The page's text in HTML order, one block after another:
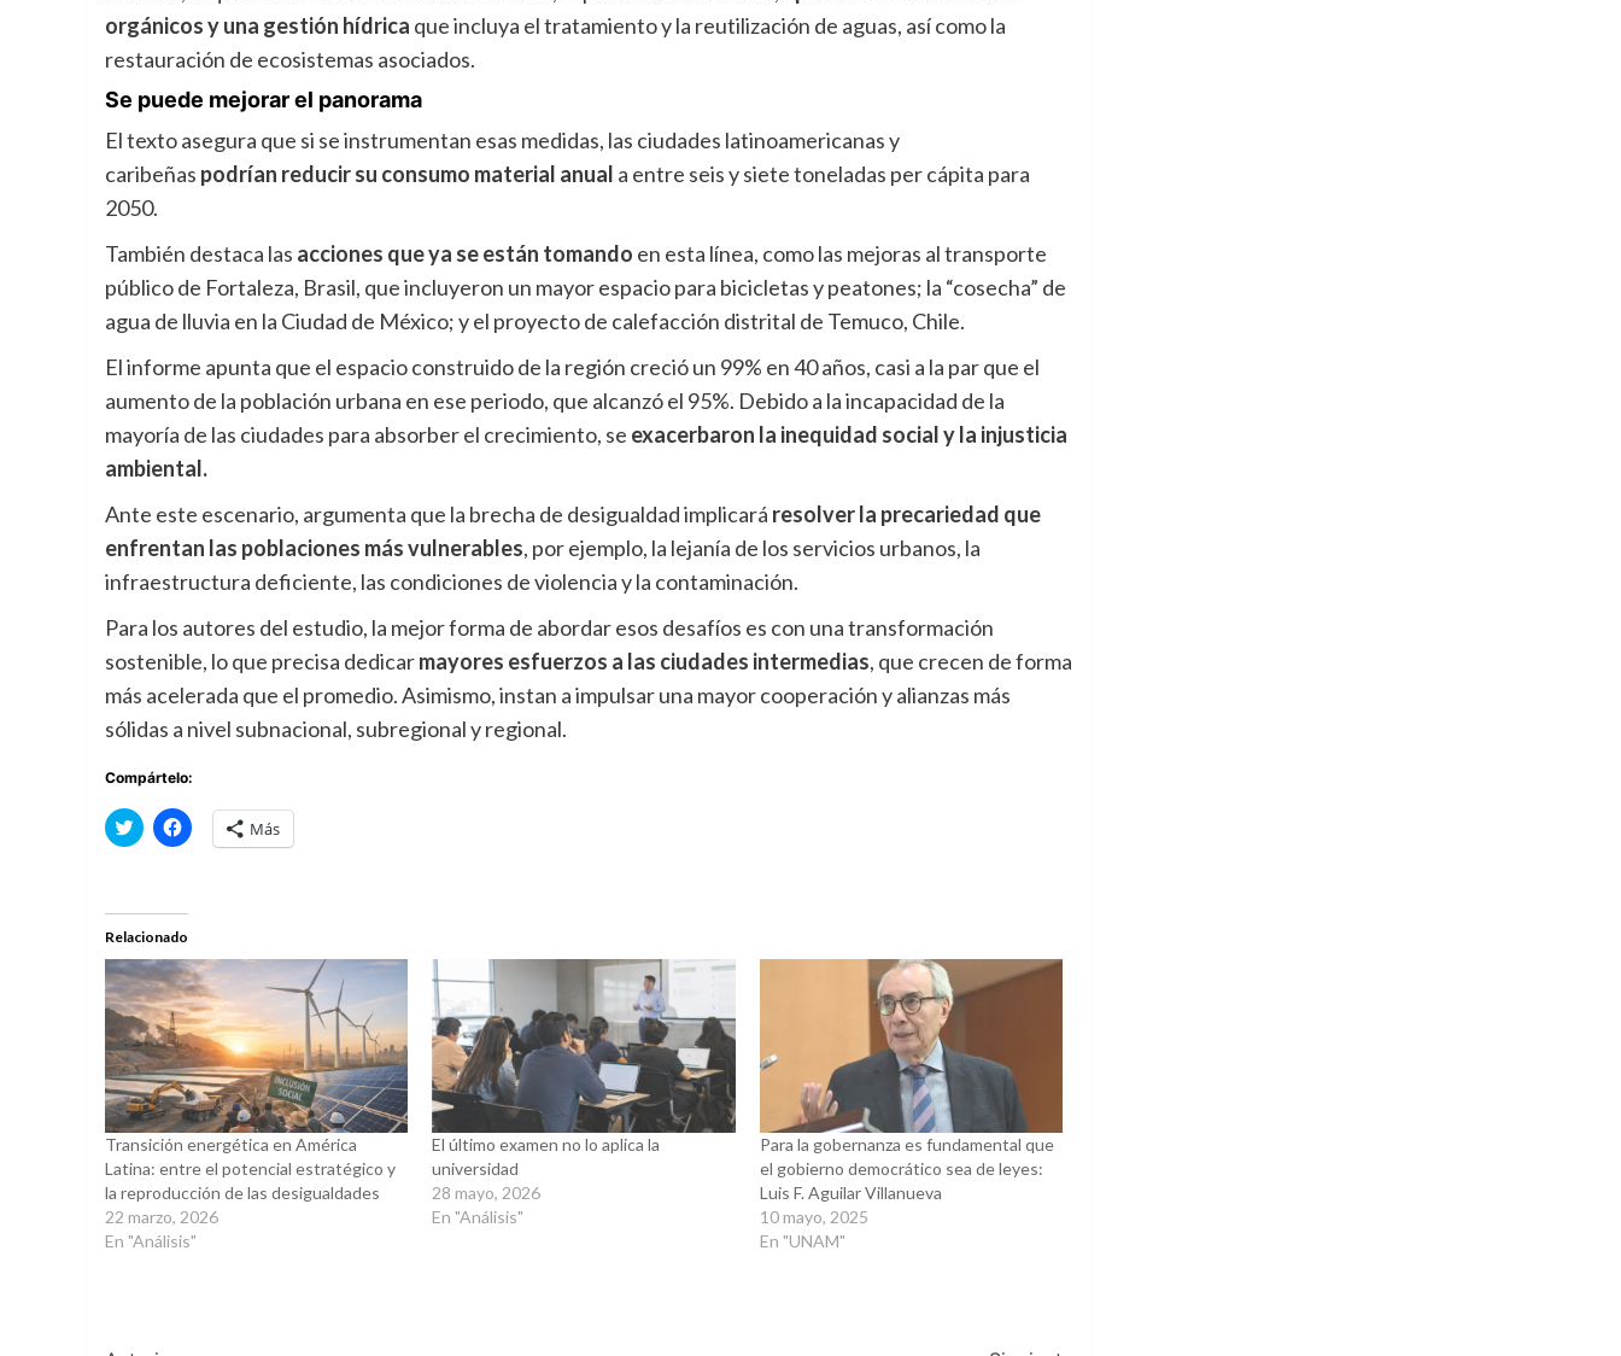
orgánicos y una gestión hídrica que incluya el tratamiento y la reutilización de aguas, así como la
restauración de ecosistemas asociados.
Se puede mejorar el panorama
El texto asegura que si se instrumentan esas medidas, las ciudades latinoamericanas y
caribeñas podrían reducir su consumo material anual a entre seis y siete toneladas per cápita para
2050.
También destaca las acciones que ya se están tomando en esta línea, como las mejoras al transporte
público de Fortaleza, Brasil, que incluyeron un mayor espacio para bicicletas y peatones; la “cosecha” de
agua de lluvia en la Ciudad de México; y el proyecto de calefacción distrital de Temuco, Chile.
El informe apunta que el espacio construido de la región creció un 99% en 40 años, casi a la par que el
aumento de la población urbana en ese periodo, que alcanzó el 95%. Debido a la incapacidad de la
mayoría de las ciudades para absorber el crecimiento, se exacerbaron la inequidad social y la injusticia
ambiental.
Ante este escenario, argumenta que la brecha de desigualdad implicará resolver la precariedad que
enfrentan las poblaciones más vulnerables, por ejemplo, la lejanía de los servicios urbanos, la
infraestructura deficiente, las condiciones de violencia y la contaminación.
Para los autores del estudio, la mejor forma de abordar esos desafíos es con una transformación
sostenible, lo que precisa dedicarmayores esfuerzos a las ciudades intermedias, que crecen de forma
más acelerada que el promedio. Asimismo, instan a impulsar una mayor cooperación y alianzas más
sólidas a nivel subnacional, subregional y regional.
Compártelo:
Haz
clic
(Se
abre
en
una
ventana
nueva)
Haz
clic
(Se
abre
en
una
ventana
nueva)
Más
Relacionado
Transición energética en América
Latina: entre el potencial estratégico y
la reproducción de las desigualdades
22 marzo, 2026
En "Análisis"
El último examen no lo aplica la
universidad
28 mayo, 2026
En "Análisis"
Para la gobernanza es fundamental que
el gobierno democrático sea de leyes:
Luis F. Aguilar Villanueva
10 mayo, 2025
En "UNAM"